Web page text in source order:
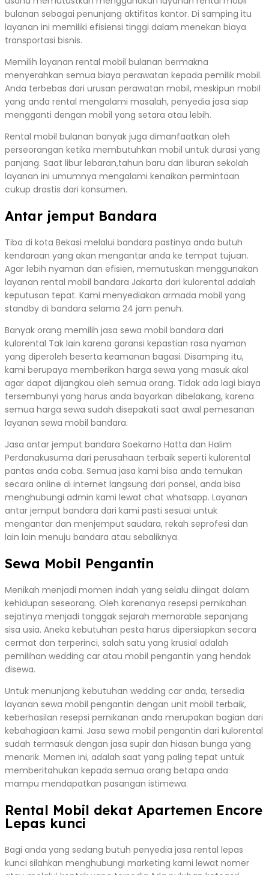
bulanan sebagai penunjang aktifitas kantor. Di samping itu
layanan ini memiliki efisiensi tinggi dalam menekan biaya
transportasi bisnis.
Memilih layanan rental mobil bulanan bermakna
menyerahkan semua biaya perawatan kepada pemilik mobil.
Anda terbebas dari urusan perawatan mobil, meskipun mobil
yang anda rental mengalami masalah, penyedia jasa siap
mengganti dengan mobil yang setara atau lebih.
Rental mobil bulanan banyak juga dimanfaatkan oleh
perseorangan ketika membutuhkan mobil untuk durasi yang
panjang. Saat libur lebaran,tahun baru dan liburan sekolah
layanan ini umumnya mengalami kenaikan permintaan
cukup drastis dari konsumen.
Antar jemput Bandara
Tiba di kota Bekasi melalui bandara pastinya anda butuh
kendaraan yang akan mengantar anda ke tempat tujuan.
Agar lebih nyaman dan efisien, memutuskan menggunakan
layanan rental mobil bandara Jakarta dari kulorental adalah
keputusan tepat. Kami menyediakan armada mobil yang
standby di bandara selama 24 jam penuh.
Banyak orang memilih jasa sewa mobil bandara dari
kulorental Tak lain karena garansi kepastian rasa nyaman
yang diperoleh beserta keamanan bagasi. Disamping itu,
kami berupaya memberikan harga sewa yang masuk akal
agar dapat dijangkau oleh semua orang. Tidak ada lagi biaya
tersembunyi yang harus anda bayarkan dibelakang, karena
semua harga sewa sudah disepakati saat awal pemesanan
layanan sewa mobil bandara.
Jasa antar jemput bandara Soekarno Hatta dan Halim
Perdanakusuma dari perusahaan terbaik seperti kulorental
pantas anda coba. Semua jasa kami bisa anda temukan
secara online di internet langsung dari ponsel, anda bisa
menghubungi admin kami lewat chat whatsapp. Layanan
antar jemput bandara dari kami pasti sesuai untuk
mengantar dan menjemput saudara, rekah seprofesi dan
lain lain menuju bandara atau sebaliknya.
Sewa Mobil Pengantin
Menikah menjadi momen indah yang selalu diingat dalam
kehidupan seseorang. Oleh karenanya resepsi pernikahan
sejatinya menjadi tonggak sejarah memorable sepanjang
sisa usia. Aneka kebutuhan pesta harus dipersiapkan secara
cermat dan terperinci, salah satu yang krusial adalah
pemilihan wedding car atau mobil pengantin yang hendak
disewa.
Untuk menunjang kebutuhan wedding car anda, tersedia
layanan sewa mobil pengantin dengan unit mobil terbaik,
keberhasilan resepsi pernikanan anda merupakan bagian dari
kebahagiaan kami. Jasa sewa mobil pengantin dari kulorental
sudah termasuk dengan jasa supir dan hiasan bunga yang
menarik. Momen ini, adalah saat yang paling tepat untuk
memberitahukan kepada semua orang betapa anda
mampu mendapatkan pasangan istimewa.
Rental Mobil dekat Apartemen Encore
Lepas kunci
Bagi anda yang sedang butuh penyedia jasa rental lepas
kunci silahkan menghubungi marketing kami lewat nomer